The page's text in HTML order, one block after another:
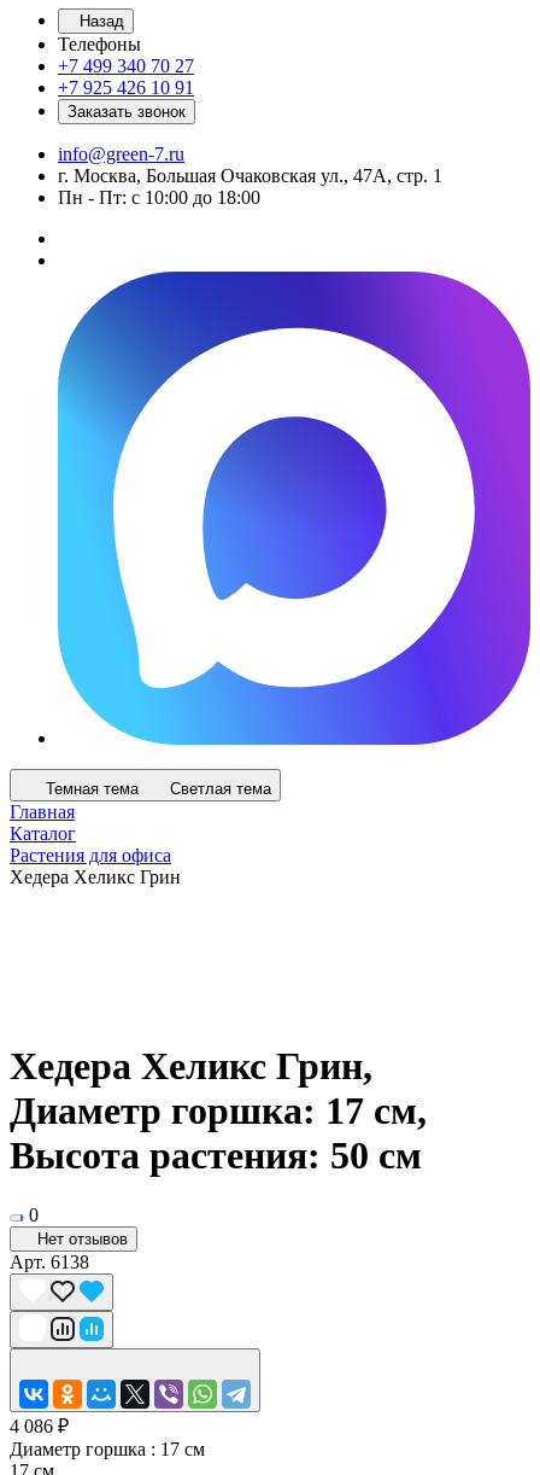
Назад
Телефоны
+7 499 340 70 27
+7 925 426 10 91
Заказать звонок
info@green-7.ru
г. Москва, Большая Очаковская ул., 47А, стр. 1
Пн - Пт: с 10:00 до 18:00
Темная тема Светлая тема
Главная
Каталог
Растения для офиса
Хедера Хеликс Грин
Хедера Хеликс Грин,
Диаметр горшка: 17 см,
Высота растения: 50 см
0
Нет отзывов
Арт. 6138
4 086 ₽
Диаметр горшка : 17 см
17 см